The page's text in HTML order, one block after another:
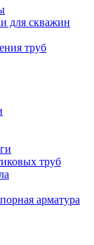
для скважин
труб
труб
арматура